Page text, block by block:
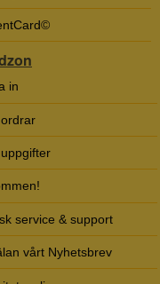
in
service & support
vårt Nyhetsbrev